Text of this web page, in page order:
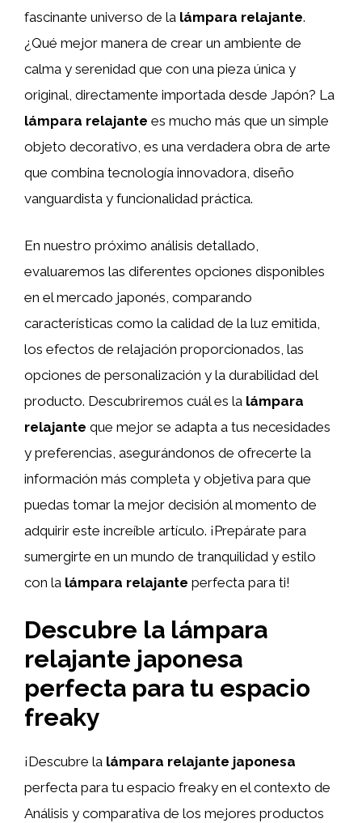
fascinante universo de la lámpara relajante.
¿Qué mejor manera de crear un ambiente de
calma y serenidad que con una pieza única y
original, directamente importada desde Japón? La
lámpara relajante es mucho más que un simple
objeto decorativo, es una verdadera obra de arte
que combina tecnología innovadora, diseño
vanguardista y funcionalidad práctica.
En nuestro próximo análisis detallado,
evaluaremos las diferentes opciones disponibles
en el mercado japonés, comparando
características como la calidad de la luz emitida,
los efectos de relajación proporcionados, las
opciones de personalización y la durabilidad del
producto. Descubriremos cuál es la lámpara
relajante que mejor se adapta a tus necesidades
y preferencias, asegurándonos de ofrecerte la
información más completa y objetiva para que
puedas tomar la mejor decisión al momento de
adquirir este increíble artículo. ¡Prepárate para
sumergirte en un mundo de tranquilidad y estilo
con la lámpara relajante perfecta para ti!
Descubre la lámpara
relajante japonesa
perfecta para tu espacio
freaky
¡Descubre la lámpara relajante japonesa
perfecta para tu espacio freaky en el contexto de
Análisis y comparativa de los mejores productos